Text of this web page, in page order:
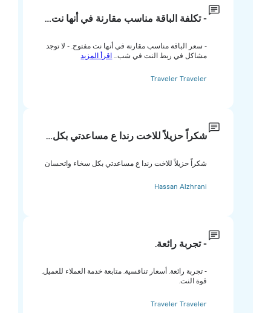
- تكلفة الباقة مناسب مقارنة في أنها نت…
- سعر الباقة مناسب مقارنة في أنها نت مفتوح. - لا توجد
مشاكل في ربط النت في شب...اقرأ المزيد
Traveler Traveler
شكراً حزيلاً للاخت رندا ع مساعدتي بكل…
شكراً حزيلاً للاخت رندا ع مساعدتي بكل سخاء واتحسان
Hassan Alzhrani
- تجربة رائعة.
- تجربة رائعة. أسعار تنافسية. متابعة خدمة العملاء للعميل.
قوة النت.
Traveler Traveler